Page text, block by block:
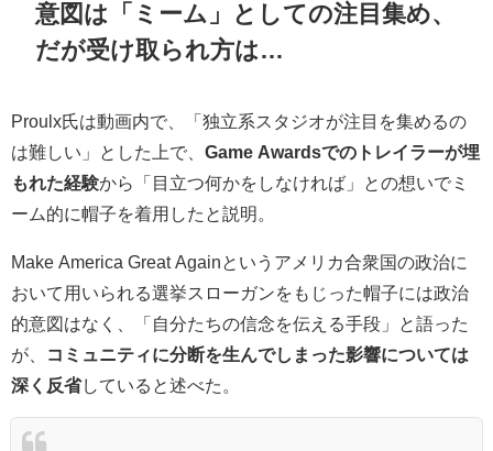
意図は「ミーム」としての注目集め、
だが受け取られ方は…
Proulx氏は動画内で、「独立系スタジオが注目を集めるの
は難しい」とした上で、 Game Awardsでのトレイラーが埋
もれた経験から「目立つ何かをしなければ」との想いでミ
ーム的に帽子を着用したと説明。
Make America Great Againというアメリカ合衆国の政治に
おいて用いられる選挙スローガンをもじった帽子には政治
的意図はなく、「自分たちの信念を伝える手段」と語った
が、
コミュニティに分断を生んでしまった影響については
深く反省していると述べた。